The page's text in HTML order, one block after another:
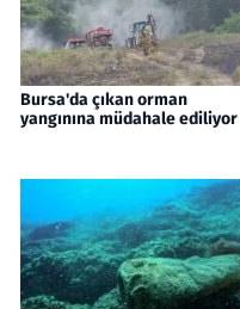
Bursa'da çıkan orman
yangınına müdahale ediliyor